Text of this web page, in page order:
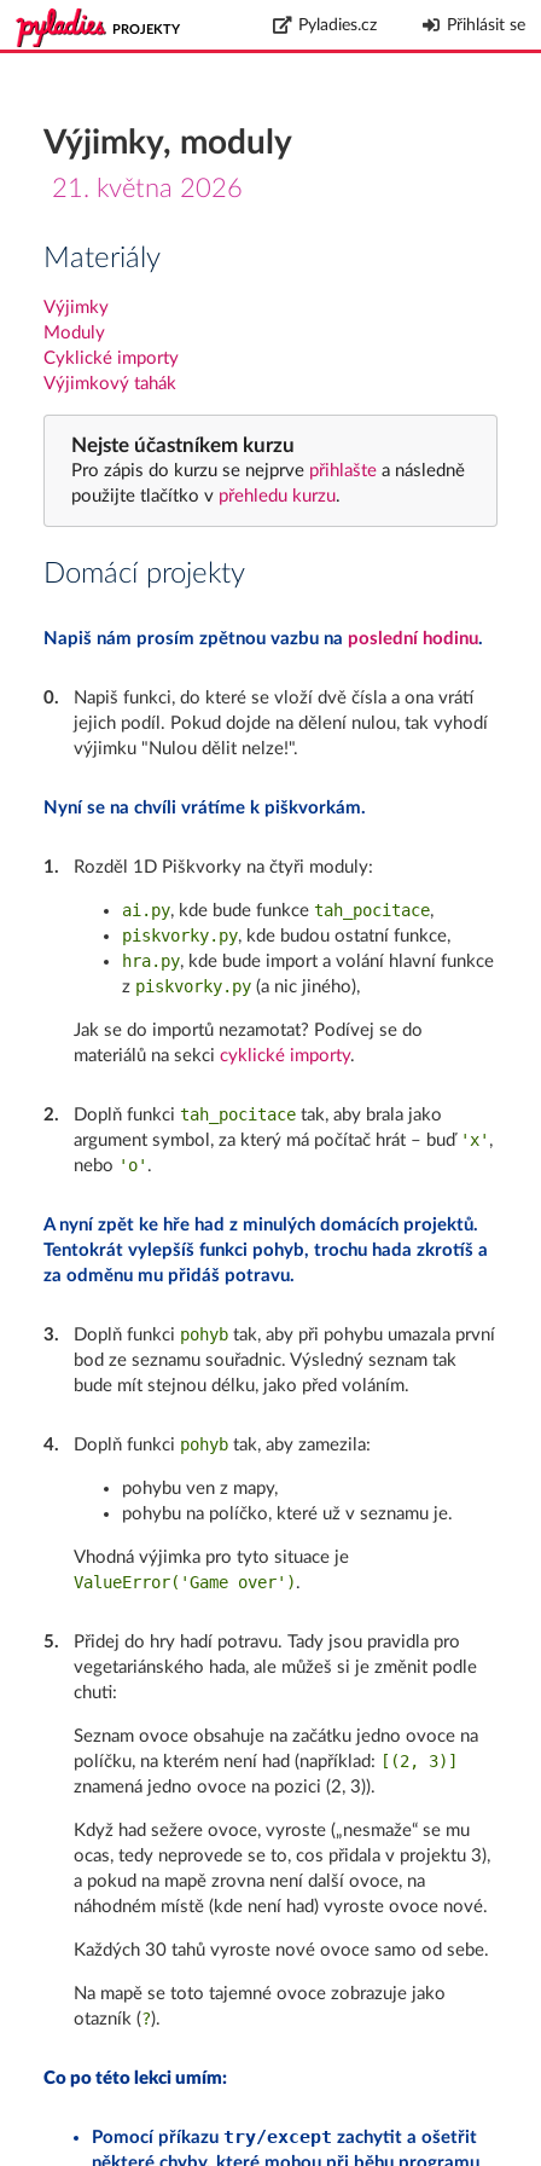
PROJEKTY Pyladies.cz Přihlásit se
Výjimky, moduly
21. května 2026
Materiály
Výjimky
Moduly
Cyklické importy
Výjimkový tahák
Nejste účastníkem kurzu
Pro zápis do kurzu se nejprvepřihlašte a následně
použijte tlačítko vpřehledu kurzu.
Domácí projekty
Napiš nám prosím zpětnou vazbu na poslední hodinu.
0.
Napiš funkci, do které se vloží dvě čísla a ona vrátí
jejich podíl. Pokud dojde na dělení nulou, tak vyhodí
výjimku "Nulou dělit nelze!".
Nyní se na chvíli vrátíme k piškvorkám.
1. Rozděl 1D Piškvorky na čtyři moduly:
ai.py, kde bude funkcetah_pocitace,
piskvorky.py, kde budou ostatní funkce,
hra.py, kde bude import a volání hlavní funkce
z piskvorky.py (a nic jiného),
Jak se do importů nezamotat? Podívej se do
materiálů na sekcicyklické importy.
2. Doplň funkcitah_pocitace tak, aby brala jako
argument symbol, za který má počítač hrát – buď 'x' ,
nebo 'o' .
A nyní zpět ke hře had z minulých domácích projektů.
Tentokrát vylepšíš funkci pohyb, trochu hada zkrotíš a
za odměnu mu přidáš potravu.
3. Doplň funkci pohyb tak, aby při pohybu umazala první
bod ze seznamu souřadnic. Výsledný seznam tak
bude mít stejnou délku, jako před voláním.
4. Doplň funkci pohyb tak, aby zamezila:
pohybu ven z mapy,
pohybu na políčko, které už v seznamu je.
Vhodná výjimka pro tyto situace je
ValueError('Game over') .
5.
Přidej do hry hadí potravu. Tady jsou pravidla pro
vegetariánského hada, ale můžeš si je změnit podle
chuti:
Seznam ovoce obsahuje na začátku jedno ovoce na
políčku, na kterém není had (například: [(2, 3)]
znamená jedno ovoce na pozici (2, 3)).
Když had sežere ovoce, vyroste („nesmaže“ se mu
ocas, tedy neprovede se to, cos přidala v projektu 3),
a pokud na mapě zrovna není další ovoce, na
náhodném místě (kde není had) vyroste ovoce nové.
Každých 30 tahů vyroste nové ovoce samo od sebe.
Na mapě se toto tajemné ovoce zobrazuje jako
otazník (?).
Co po této lekci umím:
Pomocí příkazu try/except zachytit a ošetřit